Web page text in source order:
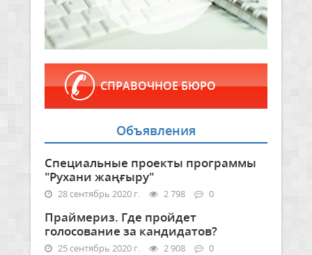
СПРАВОЧНОЕ БЮРО
Объявления
Специальные проекты программы
"Рухани жаңғыру"
28 сентябрь 2020 г. 2 798 0
Праймериз. Где пройдет
голосование за кандидатов?
25 сентябрь 2020 г. 2 908 0